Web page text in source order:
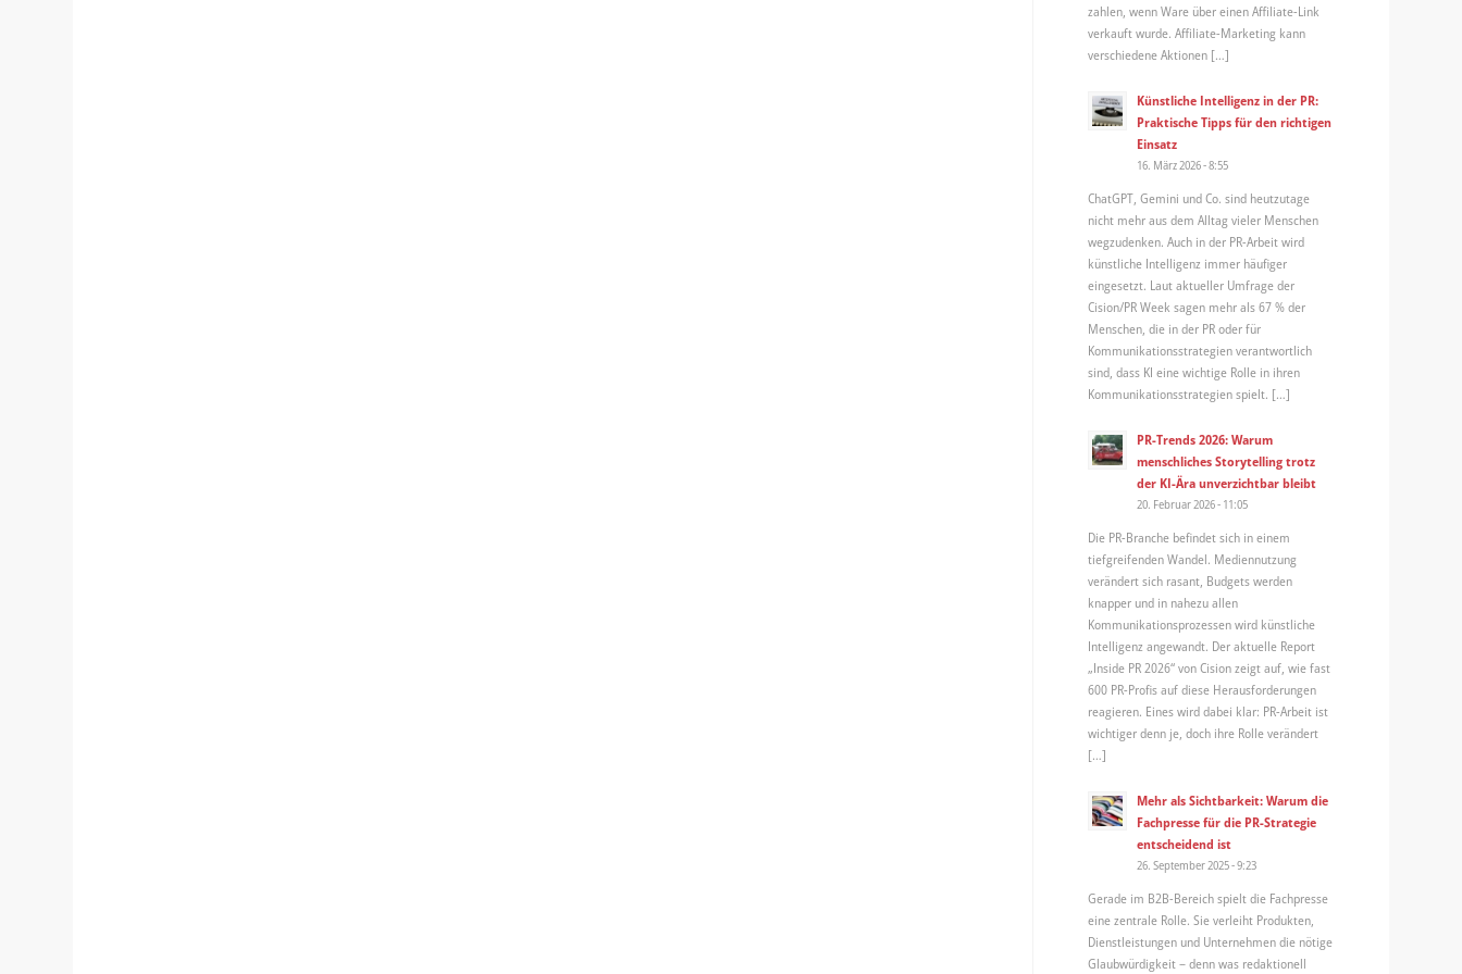
zahlen, wenn Ware über einen Affiliate-Link
verkauft wurde. Affiliate-Marketing kann
verschiedene Aktionen […]
Künstliche Intelligenz in der PR:
Praktische Tipps für den richtigen
Einsatz
16. März 2026 - 8:55
ChatGPT, Gemini und Co. sind heutzutage
nicht mehr aus dem Alltag vieler Menschen
wegzudenken. Auch in der PR-Arbeit wird
künstliche Intelligenz immer häufiger
eingesetzt. Laut aktueller Umfrage der
Cision/PR Week sagen mehr als 67 % der
Menschen, die in der PR oder für
Kommunikationsstrategien verantwortlich
sind, dass KI eine wichtige Rolle in ihren
Kommunikationsstrategien spielt. […]
PR-Trends 2026: Warum
menschliches Storytelling trotz
der KI-Ära unverzichtbar bleibt
20. Februar 2026 - 11:05
Die PR-Branche befindet sich in einem
tiefgreifenden Wandel. Mediennutzung
verändert sich rasant, Budgets werden
knapper und in nahezu allen
Kommunikationsprozessen wird künstliche
Intelligenz angewandt. Der aktuelle Report
„Inside PR 2026“ von Cision zeigt auf, wie fast
600 PR-Profis auf diese Herausforderungen
reagieren. Eines wird dabei klar: PR-Arbeit ist
wichtiger denn je, doch ihre Rolle verändert
[…]
Mehr als Sichtbarkeit: Warum die
Fachpresse für die PR-Strategie
entscheidend ist
26. September 2025 - 9:23
Gerade im B2B-Bereich spielt die Fachpresse
eine zentrale Rolle. Sie verleiht Produkten,
Dienstleistungen und Unternehmen die nötige
Glaubwürdigkeit – denn was redaktionell